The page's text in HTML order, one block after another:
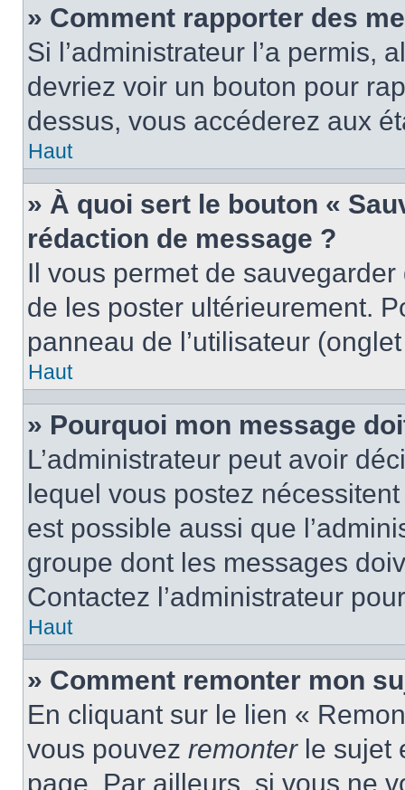
» Comment rapporter des
Si l’administrateur l’a permis,
devriez voir un bouton pour
dessus, vous accéderez aux
Haut
» À quoi sert le bouton «
rédaction de message ?
Il vous permet de
de les poster ultérieurement.
panneau de l’utilisateur
Haut
» Pourquoi mon message
L’administrateur peut avoir
lequel vous postez
est possible aussi que
groupe dont les messages
Contactez l’administrateur
Haut
» Comment remonter mon
En cliquant sur le lien «
vous pouvez remonterle sujet
page. Par ailleurs, si vous ne